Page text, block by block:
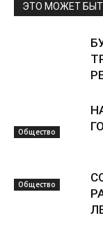
ЭТО МОЖЕТ
Общество
Общество